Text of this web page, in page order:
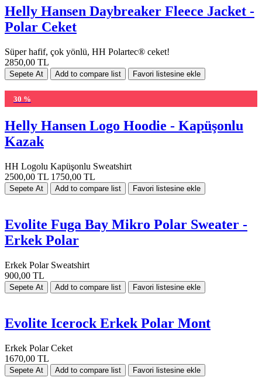
Helly Hansen Daybreaker Fleece Jacket -
Polar Ceket
Süper hafif, çok yönlü, HH Polartec® ceket!
2850,00 TL
30 %
Helly Hansen Logo Hoodie - Kapüşonlu
Kazak
HH Logolu Kapüşonlu Sweatshirt
2500,00 TL 1750,00 TL
Evolite Fuga Bay Mikro Polar Sweater -
Erkek Polar
Erkek Polar Sweatshirt
900,00 TL
Evolite Icerock Erkek Polar Mont
Erkek Polar Ceket
1670,00 TL